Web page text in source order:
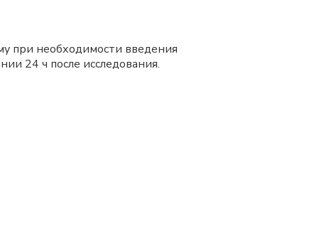
при необходимости введения
24 ч после исследования.